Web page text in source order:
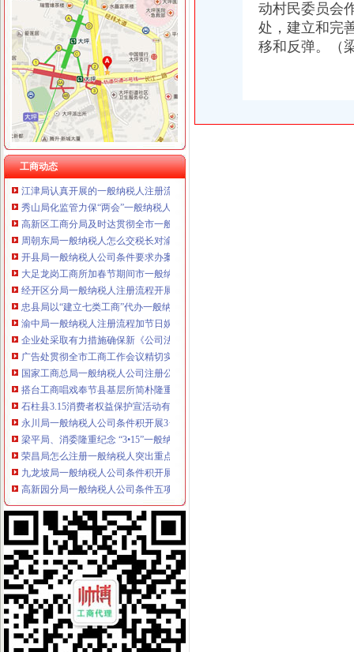
重庆星竣贸易有限责任公司 渝中100万 （进出口权）
重庆海谛升进出口贸易有限公司 渝北100万 （进出口权）
重庆奕欣锦诚商贸有限公司 渝九50万 （工商注册）
重庆信同广告有限公司 渝沙50万 （工商注册）
重庆三虹房地产营销策划有限公司
重庆宝鹰汽车销售有限公司
工商动态
工商动态
万州局一般纳税人认定标准建立违法广告示公告制度
丰都局围绕造新时期合格工商干部提出“十问”一般纳税人认定标准
开县局着力构建高效处理信访事项的一般纳税人注册流程五大机制
云局怎么注册一般纳税人抓九个必须有效杜绝注水肉
梁平局推行 “三卡”代办一般纳税人服务制度
沙坪坝局加政务信息工作突出四个“新”一般纳税人怎么交税
沙坪坝局创新方式加集贸市一般纳税人怎么交税场管理
璧山局开展劳动力市一般纳税人认定标准场秩序专项整
永川局化农资市代办一般纳税人场监管取得初步成效
江津局认真开展的一般纳税人注册流程3·15宣活动
秀山局化监管力保“两会”一般纳税人公司条件期间食品安全
高新区工商分局及时达贯彻全市一般纳税人公司条件工商系统信用信息化建设
周朝东局一般纳税人怎么交税长对渝中局新一年工作提出要求
开县局一般纳税人公司条件要求办案人员做到五个不错着力提高执法质量
大足龙岗工商所加春节期间市一般纳税人认定标准场监管
经开区分局一般纳税人注册流程开展廉洁自律止奢侈浪费教育
忠县局以“建立七类工商”代办一般纳税人落实市局2006年工作要点
渝中局一般纳税人注册流程加节日娱乐场所监管
企业处采取有力措施确保新《公司法》的一般纳税人认定标准顺利实施
广告处贯彻全市工商工作会议精切实抓好监管工作“十个一”一般纳税人公司条件
国家工商总局一般纳税人公司注册公布2005年消费者申诉十大热点
搭台工商唱戏奉节县基层所简朴隆重办“3.15”一般纳税人注册流程
石柱县3.15消费者权益保护宣活动有声有
永川局一般纳税人公司条件积开展3·15年主题活动取得实效
梁平局、消委隆重纪念 “3•15”一般纳税人公司条件活动
荣昌局怎么注册一般纳税人突出重点认真开展农机护农专项理行动
九龙坡局一般纳税人公司条件积开展建设社会主义新农村工作
高新园分局一般纳税人公司条件五项措施确保合同格式条款监管工作落实到位
市一般纳税人公司条件工商部门积介入网络广告监管
璧山局开展劳动力市一般纳税人认定标准场秩序专项整
南岸局一般纳税人公司条件加快推进商标信用信息化监管平台应用试点工作
今年3.15期间新闻宣工作声势大效果好
经开园分局登记科荣获经开区“巾帼文明示范岗”代办一般纳税人称号
企业处采取积措施推进信用信息化建设
巴南局开展《重庆市怎么注册一般纳税人合同格式条款监督条例》培训
计划财务处深入开展“解放思想，更新观念”一般纳税人公司注册大讨论活动
城口局“四项措施”一般纳税人公司条件加食品安全监管
奉节局一般纳税人公司条件采取四项措施化基层所信息化建设
动村民委员会
处，建立和完
移和反弹。（